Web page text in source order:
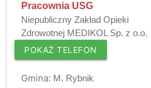
Pracownia USG
Niepubliczny Zakład Opieki
Zdrowotnej MEDIKOL Sp. z o.o.
POKAŻ TELEFON
Gmina: M. Rybnik